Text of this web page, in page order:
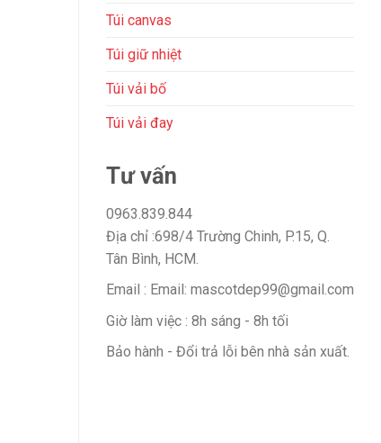
Túi canvas
Túi giữ nhiệt
Túi vải bố
Túi vải đay
Tư vấn
0963.839.844
Địa chỉ :698/4 Trường Chinh, P.15, Q.
Tân Bình, HCM.
Email : Email: mascotdep99@gmail.com
Giờ làm việc : 8h sáng - 8h tối
Bảo hành - Đổi trả lỗi bên nhà sản xuất.